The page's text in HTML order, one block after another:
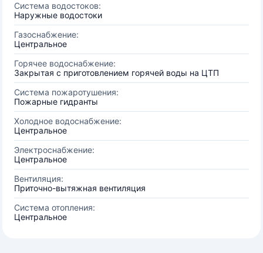
Система водостоков:
Наружные водостоки
Газоснабжение:
Центральное
Горячее водоснабжение:
Закрытая с приготовлением горячей воды на ЦТП
Система пожаротушения:
Пожарные гидранты
Холодное водоснабжение:
Центральное
Электроснабжение:
Центральное
Вентиляция:
Приточно-вытяжная вентиляция
Система отопления:
Центральное